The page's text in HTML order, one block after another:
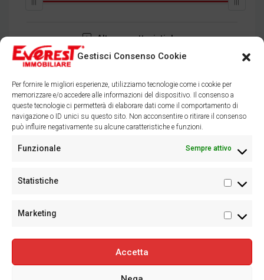
Gestisci Consenso Cookie
Per fornire le migliori esperienze, utilizziamo tecnologie come i cookie per
memorizzare e/o accedere alle informazioni del dispositivo. Il consenso a
queste tecnologie ci permetterà di elaborare dati come il comportamento di
navigazione o ID unici su questo sito. Non acconsentire o ritirare il consenso
può influire negativamente su alcune caratteristiche e funzioni.
Funzionale Sempre attivo
Statistiche
Marketing
Accetta
Altre caratteristiche
©